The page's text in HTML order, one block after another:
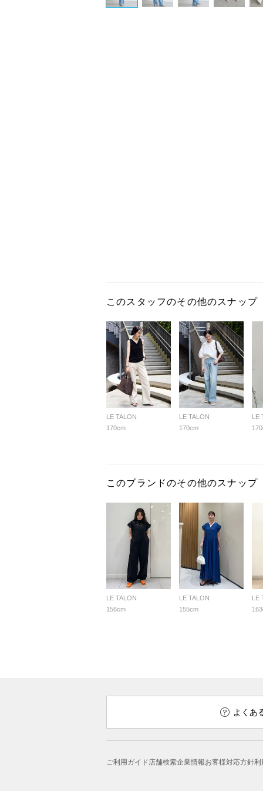
このスタッフのその他のスナップ
LE TALON
170cm
LE TALON
170cm
LE
このブランドのその他のスナップ
LE TALON
156cm
LE TALON
155cm
LE
よくあ
ご利用ガイド店舗検索企業情報お客様対応方針利